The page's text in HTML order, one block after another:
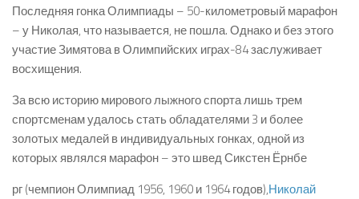
Последняя гонка Олимпиады – 50-километровый марафон
– у Николая, что называется, не пошла. Однако и без этого
участие Зимятова в Олимпийских играх-84 заслуживает
восхищения.
За всю историю мирового лыжного спорта лишь трем
спортсменам удалось стать обладателями 3 и более
золотых медалей в индивидуальных гонках, одной из
которых являлся марафон – это швед Сикстен Ёрнбе
рг (чемпион Олимпиад 1956, 1960 и 1964 годов),Николай